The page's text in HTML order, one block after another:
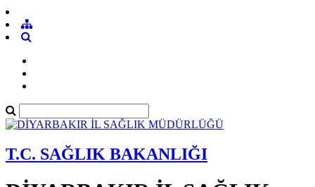
T.C. SAĞLIK BAKANLIĞI